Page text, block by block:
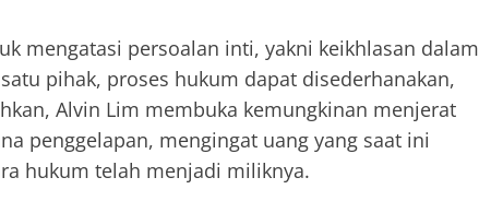
mengatasi persoalan inti, yakni keikhlasan dalam
pihak, proses hukum dapat disederhanakan,
Alvin Lim membuka kemungkinan menjerat
penggelapan, mengingat uang yang saat ini
hukum telah menjadi miliknya.